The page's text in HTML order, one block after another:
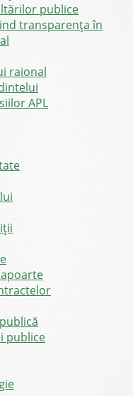
publice
transparenţa în
raional
APL
publice